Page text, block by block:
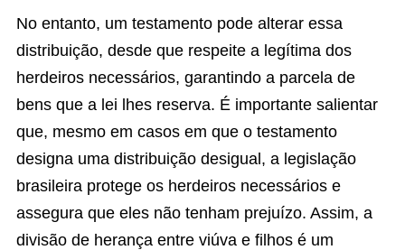
No entanto, um testamento pode alterar essa
distribuição, desde que respeite a legítima dos
herdeiros necessários, garantindo a parcela de
bens que a lei lhes reserva. É importante salientar
que, mesmo em casos em que o testamento
designa uma distribuição desigual, a legislação
brasileira protege os herdeiros necessários e
assegura que eles não tenham prejuízo. Assim, a
divisão de herança entre viúva e filhos é um